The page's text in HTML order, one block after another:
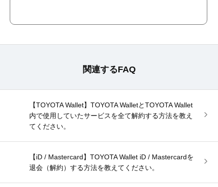
関連するFAQ
【TOYOTA Wallet】TOYOTA WalletとTOYOTA Wallet
内で使用していたサービスを全て解約する方法を教え
てください。
【iD / Mastercard】TOYOTA Wallet iD / Mastercardを
退会（解約）する方法を教えてください。